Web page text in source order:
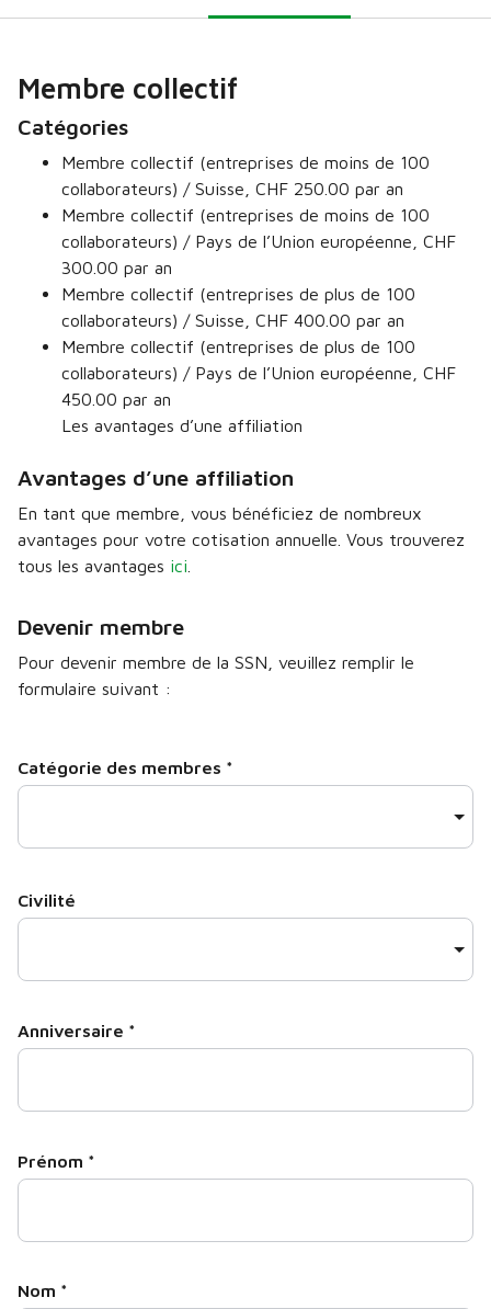
Membre collectif
Catégories
Membre collectif (entreprises de moins de 100
collaborateurs) / Suisse, CHF 250.00 par an
Membre collectif (entreprises de moins de 100
collaborateurs) / Pays de l’Union européenne, CHF
300.00 par an
Membre collectif (entreprises de plus de 100
collaborateurs) / Suisse, CHF 400.00 par an
Membre collectif (entreprises de plus de 100
collaborateurs) / Pays de l’Union européenne, CHF
450.00 par an
Les avantages d’une affiliation
Avantages d’une affiliation
En tant que membre, vous bénéficiez de nombreux
avantages pour votre cotisation annuelle. Vous trouverez
tous les avantages ici
Devenir membre
Pour devenir membre de la SSN, veuillez remplir le
formulaire suivant :
Catégorie des membres *
Civilité
Anniversaire *
Prénom *
Nom *